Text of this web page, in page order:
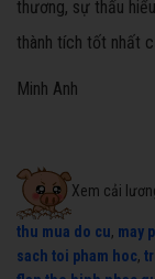
thương, sự thấu
thành tích tốt nhất
Minh Anh
Xem cải
thu mua do cu, may
sach toi pham hoc,